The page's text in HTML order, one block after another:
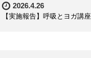
2026.4.26
【実施報告】呼吸とヨガ講座